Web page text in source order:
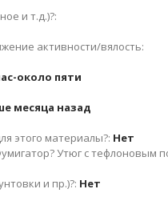
и т.д.)?:
активности/вялость:
около пяти
месяца назад
этого материалы?: Нет
Утюг с тефлоновым
и пр.)?: Нет